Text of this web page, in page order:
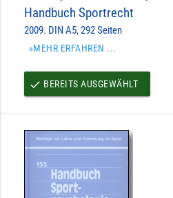
Handbuch Sportrecht
2009. DIN A5, 292 Seiten
»MEHR ERFAHREN ...
done BEREITS AUSGEWÄHLT